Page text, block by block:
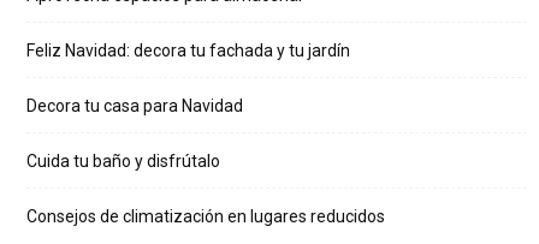
Feliz Navidad: decora tu fachada y tu jardín
Decora tu casa para Navidad
Cuida tu baño y disfrútalo
Consejos de climatización en lugares reducidos